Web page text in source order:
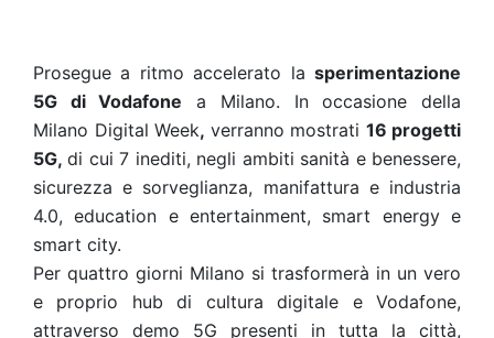
Prosegue a ritmo accelerato la sperimentazione
5G di Vodafone
a Milano. In occasione della
Milano Digital Week, verranno mostrati 16 progetti
5G, di cui 7 inediti, negli ambiti sanità e benessere,
sicurezza e sorveglianza, manifattura e industria
4.0, education e entertainment, smart energy e
smart city.
Per quattro giorni Milano si trasformerà in un vero
e proprio hub di cultura digitale e Vodafone,
attraverso demo 5G presenti in tutta la città,